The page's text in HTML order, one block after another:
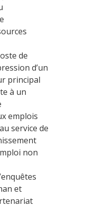
de
d’un
principal
à un
emplois
service de
non
et